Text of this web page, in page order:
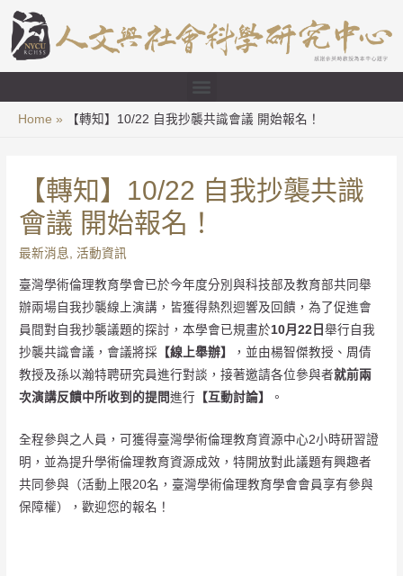
Home 【轉知】10/22 自我抄襲共識會議 開始報名！
【轉知】10/22 自我抄襲共識
會議 開始報名！
最新消息 ,活動資訊
臺灣學術倫理教育學會已於今年度分別與科技部及教育部共同舉
辦兩場自我抄襲線上演講，皆獲得熱烈迴響及回饋，為了促進會
員間對自我抄襲議題的探討，本學會已規畫於10月22 日舉行自我
抄襲共識會議，會議將採 【線上舉辦】
，並由楊智傑教授、周倩
教授及孫以瀚特聘研究員進行對談，接著邀請各位參與者就前兩
次演講反饋中所收到的提問進行 【互動討論】 。
全程參與之人員，可獲得臺灣學術倫理教育資源中心2小時研習證
明，並為提升學術倫理教育資源成效，特開放對此議題有興趣者
共同參與（活動上限20名，臺灣學術倫理教育學會會員享有參與
保障權），歡迎您的報名！